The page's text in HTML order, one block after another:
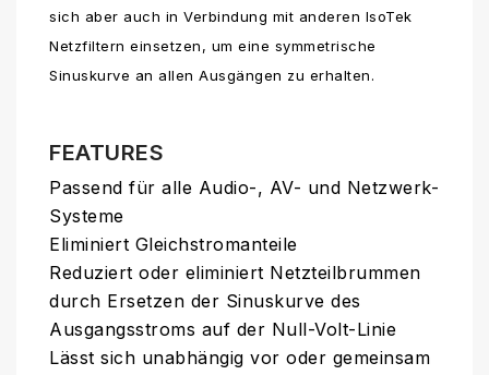
sich aber auch in Verbindung mit anderen IsoTek
Netzfiltern einsetzen, um eine symmetrische
Sinuskurve an allen Ausgängen zu erhalten.
FEATURES
Passend für alle Audio-, AV- und Netzwerk-
Systeme
Eliminiert Gleichstromanteile
Reduziert oder eliminiert Netzteilbrummen
durch Ersetzen der Sinuskurve des
Ausgangsstroms auf der Null-Volt-Linie
Lässt sich unabhängig vor oder gemeinsam